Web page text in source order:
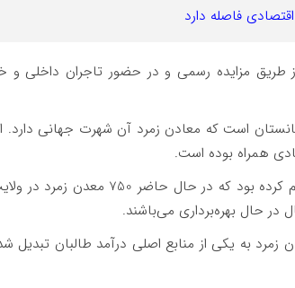
فاصله دارد
طریق مزایده رسمی و در حضور تاجران داخلی و
است که معادن زمرد آن شهرت جهانی
همراه بوده است.
والی پنجشیر اواخر اسفند سال گذشته اعلام
زمرد به یکی از منابع اصلی درآمد طالبان تبدیل